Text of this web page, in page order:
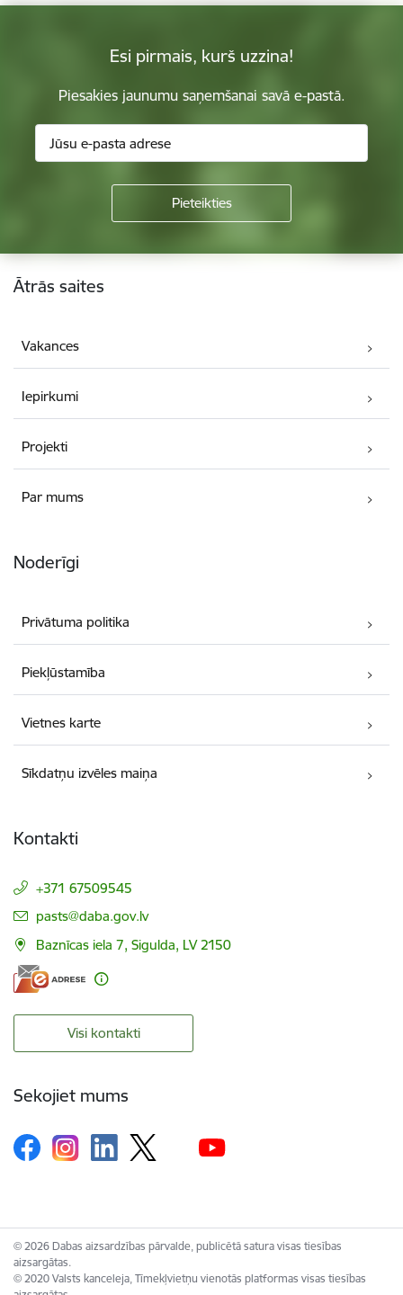
Esi pirmais, kurš uzzina!
Piesakies jaunumu saņemšanai savā e-pastā.
Kājene
Ātrās saites
Vakances
Iepirkumi
Projekti
Par mums
Noderīgi
Privātuma politika
Piekļūstamība
Vietnes karte
Sīkdatņu izvēles maiņa
Kontakti
+371 67509545
E-pasts:
pasts@daba.gov.lv
Baznīcas iela 7, Sigulda, LV 2150
Visi kontakti
Sekojiet mums
© 2026 Dabas aizsardzības pārvalde, publicētā satura visas tiesības
aizsargātas.
© 2020 Valsts kanceleja, Tīmekļvietņu vienotās platformas visas tiesības